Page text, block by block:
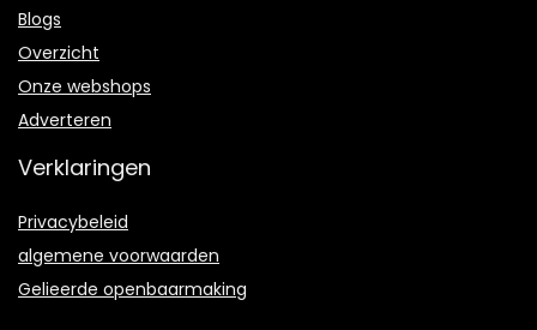
Blogs
Overzicht
Onze webshops
Adverteren
Verklaringen
Privacybeleid
algemene voorwaarden
Gelieerde openbaarmaking